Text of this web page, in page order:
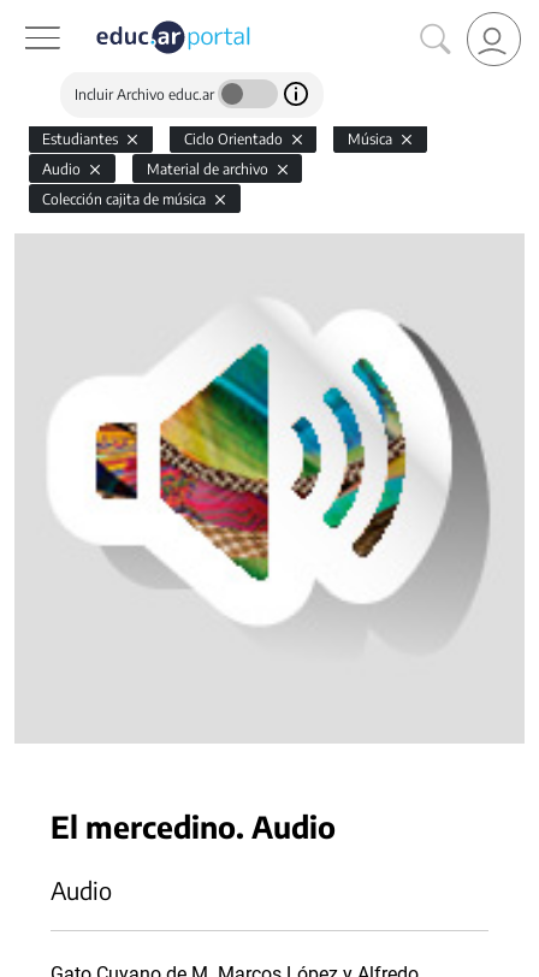
Incluir Archivo educ.ar
Estudiantes Ciclo Orientado
Música
Audio
Material de archivo
Colección cajita de música
El mercedino. Audio
Audio